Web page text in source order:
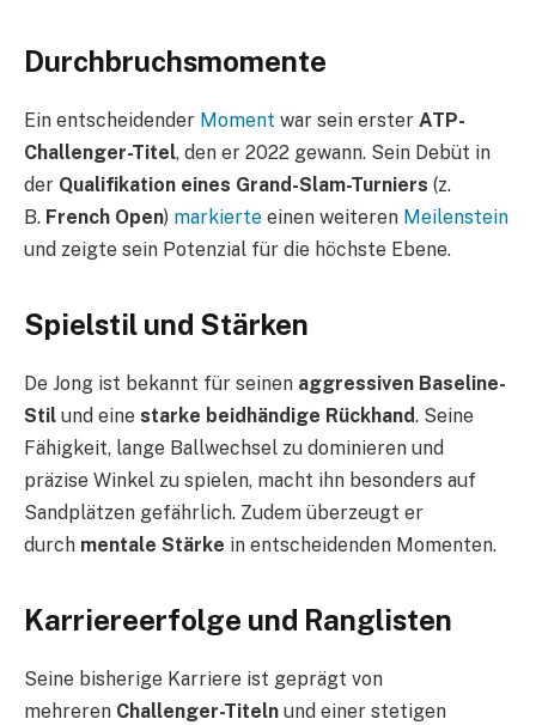
Durchbruchsmomente
Ein entscheidender Moment war sein erster ATP-
Challenger-Titel, den er 2022 gewann. Sein Debüt in
der Qualifikation eines Grand-Slam-Turniers (z.
B. French Open) markierte einen weiteren Meilenstein
und zeigte sein Potenzial für die höchste Ebene.
Spielstil und Stärken
De Jong ist bekannt für seinen aggressiven Baseline-
Stil und eine starke beidhändige Rückhand. Seine
Fähigkeit, lange Ballwechsel zu dominieren und
präzise Winkel zu spielen, macht ihn besonders auf
Sandplätzen gefährlich. Zudem überzeugt er
durch mentale Stärke in entscheidenden Momenten.
Karriereerfolge und Ranglisten
Seine bisherige Karriere ist geprägt von
mehreren Challenger-Titeln und einer stetigen